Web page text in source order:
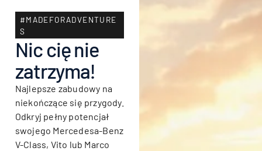
#MADEFORADVENTURE
S
Nic cię nie
zatrzyma!
Najlepsze zabudowy na
niekończące się przygody.
Odkryj pełny potencjał
swojego Mercedesa-Benz
V-Class, Vito lub Marco